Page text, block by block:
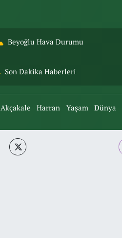
Beyoğlu Hava Durumu
Son Dakika Haberleri
Akçakale Harran Yaşam Dünya